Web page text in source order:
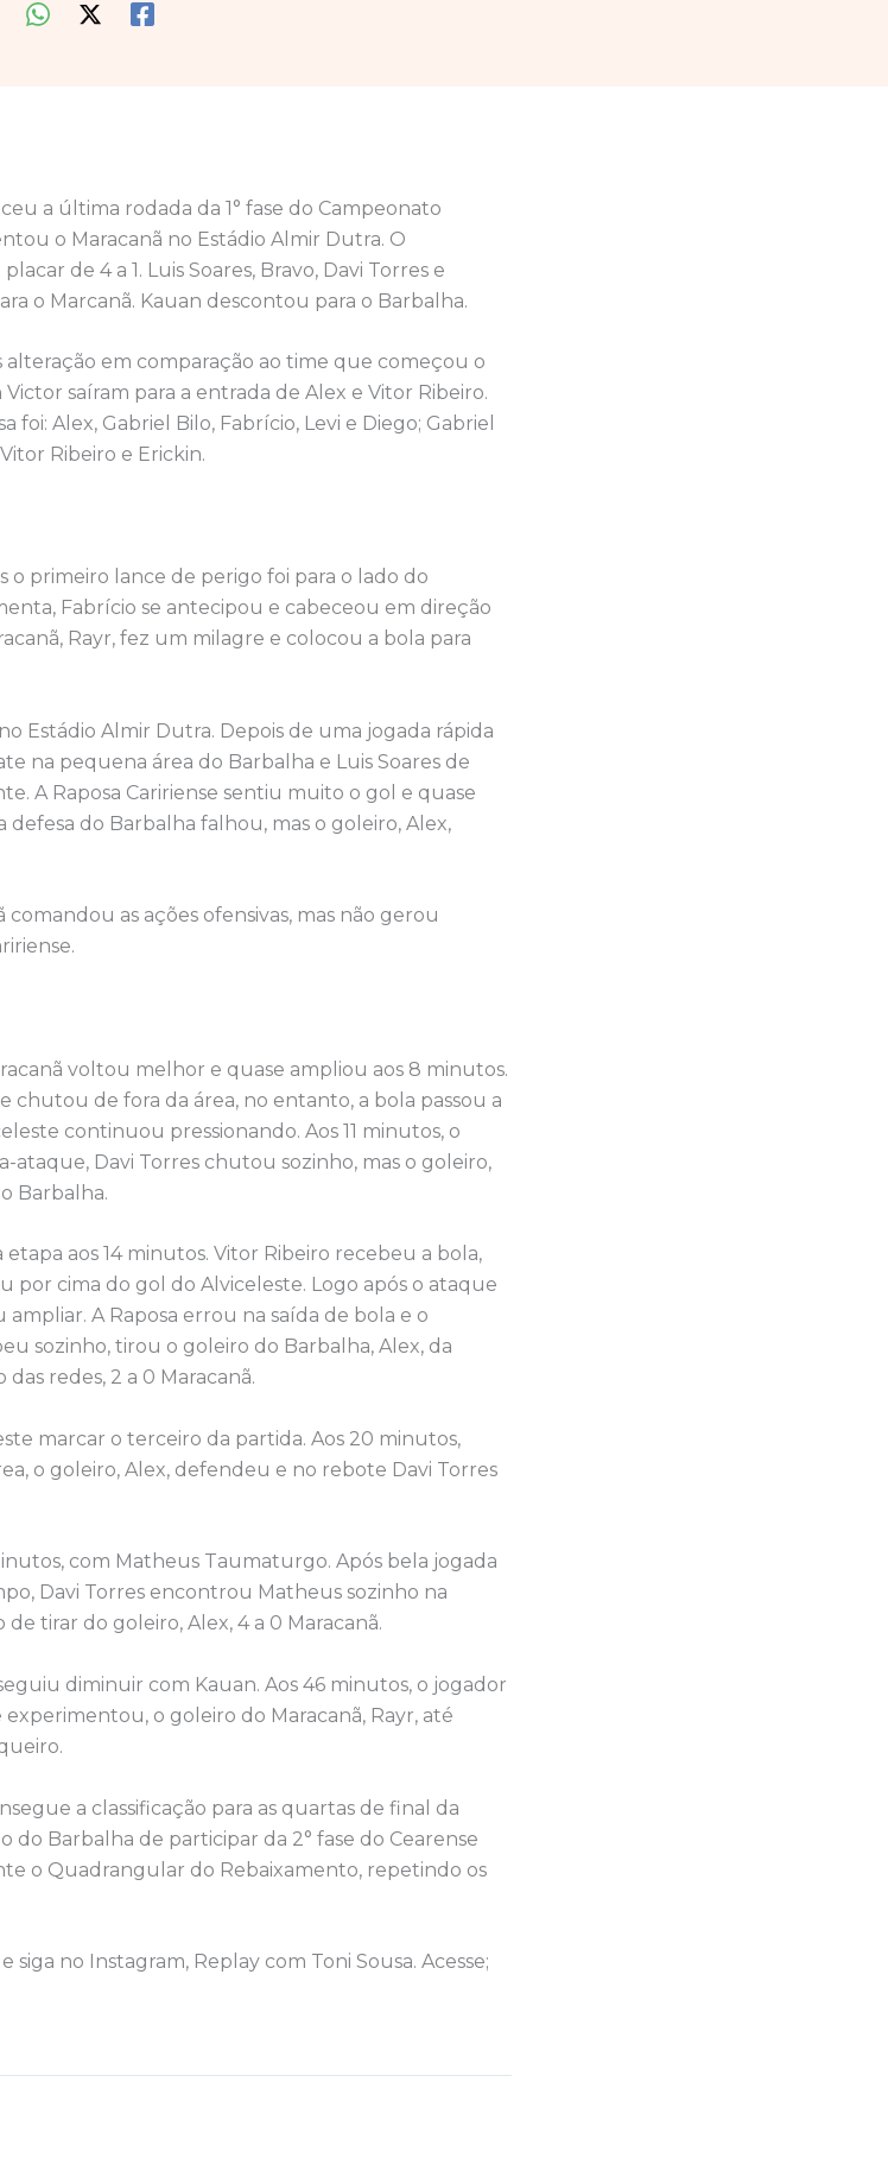
a última rodada da 1° fase do Campeonato
o Maracanã no Estádio Almir Dutra. O
de 4 a 1. Luis Soares, Bravo, Davi Torres e
o Marcanã. Kauan descontou para o Barbalha.
alteração em comparação ao time que começou o
saíram para a entrada de Alex e Vitor Ribeiro.
Alex, Gabriel Bilo, Fabrício, Levi e Diego; Gabriel
Ribeiro e Erickin.
o primeiro lance de perigo foi para o lado do
Fabrício se antecipou e cabeceou em direção
Rayr, fez um milagre e colocou a bola para
Estádio Almir Dutra. Depois de uma jogada rápida
na pequena área do Barbalha e Luis Soares de
A Raposa Caririense sentiu muito o gol e quase
defesa do Barbalha falhou, mas o goleiro, Alex,
comandou as ações ofensivas, mas não gerou
voltou melhor e quase ampliou aos 8 minutos.
chutou de fora da área, no entanto, a bola passou a
continuou pressionando. Aos 11 minutos, o
ataque, Davi Torres chutou sozinho, mas o goleiro,
Barbalha.
aos 14 minutos. Vitor Ribeiro recebeu a bola,
por cima do gol do Alviceleste. Logo após o ataque
A Raposa errou na saída de bola e o
sozinho, tirou o goleiro do Barbalha, Alex, da
redes, 2 a 0 Maracanã.
marcar o terceiro da partida. Aos 20 minutos,
o goleiro, Alex, defendeu e no rebote Davi Torres
com Matheus Taumaturgo. Após bela jogada
Davi Torres encontrou Matheus sozinho na
tirar do goleiro, Alex, 4 a 0 Maracanã.
diminuir com Kauan. Aos 46 minutos, o jogador
o goleiro do Maracanã, Rayr, até
a classificação para as quartas de final da
do Barbalha de participar da 2° fase do Cearense
o Quadrangular do Rebaixamento, repetindo os
no Instagram, Replay com Toni Sousa. Acesse;